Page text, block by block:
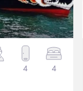
4 4